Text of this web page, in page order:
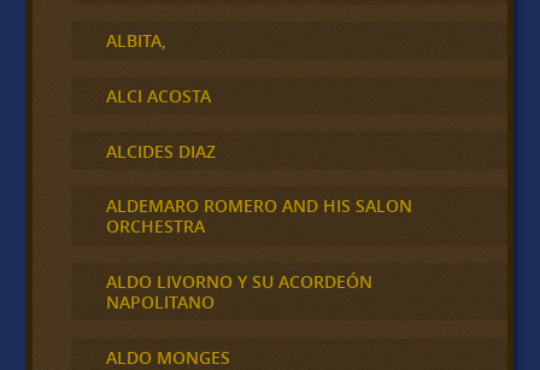
ALBITA,
ALCI ACOSTA
ALCIDES DIAZ
ALDEMARO ROMERO AND HIS SALON
ORCHESTRA
ALDO LIVORNO Y SU ACORDEÓN
NAPOLITANO
ALDO MONGES